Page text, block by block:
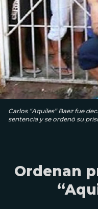
Carlos “Aquiles” Baez fue
sentencia y se ordenó su
Ordenan